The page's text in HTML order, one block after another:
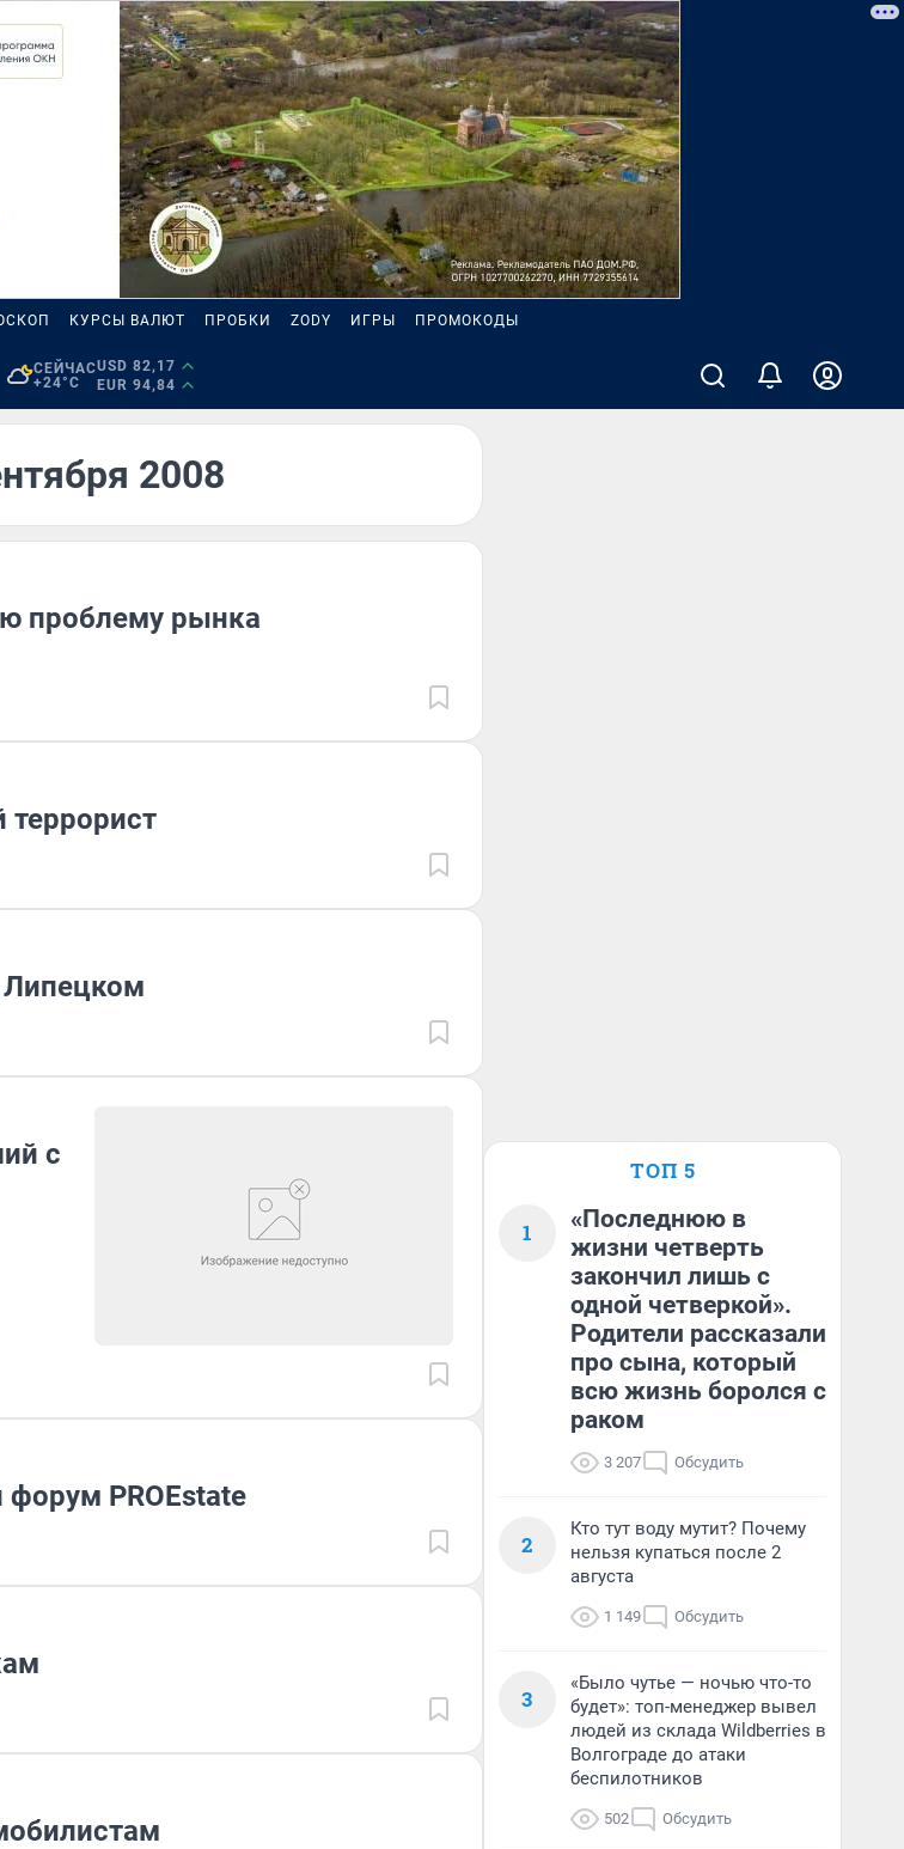
КУРСЫ ВАЛЮТ ПРОБКИ ZODY ИГРЫ ПРОМОКОДЫ
СЕЙЧАС
+24°C
USD 82,17
EUR 94,84
2008
проблему рынка
Липецком
с
PROEstate
ТОП 5
1
«Последнюю в
жизни четверть
закончил лишь с
одной четверкой».
Родители рассказали
про сына, который
всю жизнь боролся с
раком
3 207 Обсудить
2
Кто тут воду мутит? Почему
нельзя купаться после 2
августа
1 149 Обсудить
3
«Было чутье — ночью что-то
будет»: топ-менеджер вывел
людей из склада Wildberries в
Волгограде до атаки
беспилотников
502 Обсудить